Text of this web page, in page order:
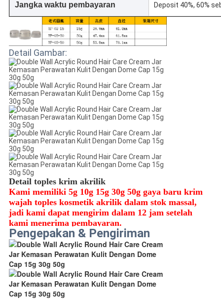
Jangka waktu pembayaran Deposit 40%, 60%
Detail Gambar:
Detail toples krim akrilik
Kami memiliki 5g 10g 15g 30g 50g gaya baru krim
wajah toples kosmetik akrilik dalam stok massal,
jadi kami dapat mengirim dalam 12 jam setelah
kami menerima pembayaran.
Pengepakan & Pengiriman